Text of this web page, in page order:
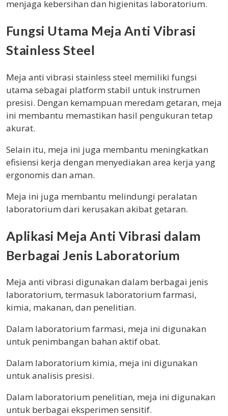
menjaga kebersihan dan higienitas laboratorium.
Fungsi Utama Meja Anti Vibrasi
Stainless Steel
Meja anti vibrasi stainless steel memiliki fungsi
utama sebagai platform stabil untuk instrumen
presisi. Dengan kemampuan meredam getaran, meja
ini membantu memastikan hasil pengukuran tetap
akurat.
Selain itu, meja ini juga membantu meningkatkan
efisiensi kerja dengan menyediakan area kerja yang
ergonomis dan aman.
Meja ini juga membantu melindungi peralatan
laboratorium dari kerusakan akibat getaran.
Aplikasi Meja Anti Vibrasi dalam
Berbagai Jenis Laboratorium
Meja anti vibrasi digunakan dalam berbagai jenis
laboratorium, termasuk laboratorium farmasi,
kimia, makanan, dan penelitian.
Dalam laboratorium farmasi, meja ini digunakan
untuk penimbangan bahan aktif obat.
Dalam laboratorium kimia, meja ini digunakan
untuk analisis presisi.
Dalam laboratorium penelitian, meja ini digunakan
untuk berbagai eksperimen sensitif.